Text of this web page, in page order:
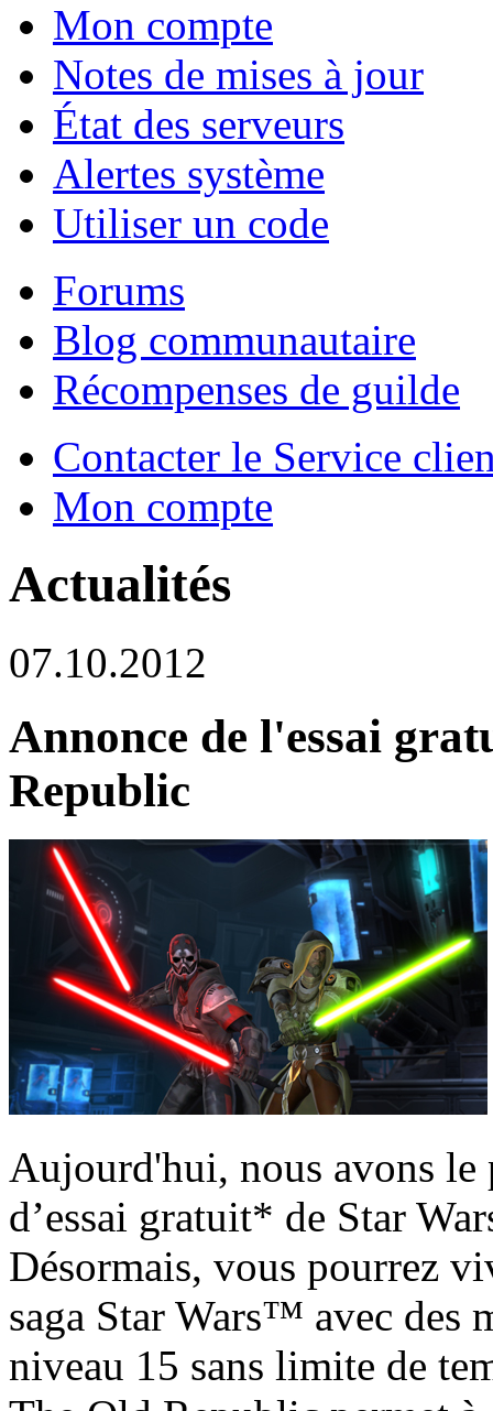
Mon compte
Notes de mises à jour
État des serveurs
Alertes système
Utiliser un code
Forums
Blog communautaire
Récompenses de guilde
Contacter le Service
Mon compte
Actualités
07.10.2012
Annonce de l'essai
Republic
Aujourd'hui, nous avons
d’essai gratuit* de Star
Désormais, vous pourrez
saga Star Wars™ avec des
niveau 15 sans limite de